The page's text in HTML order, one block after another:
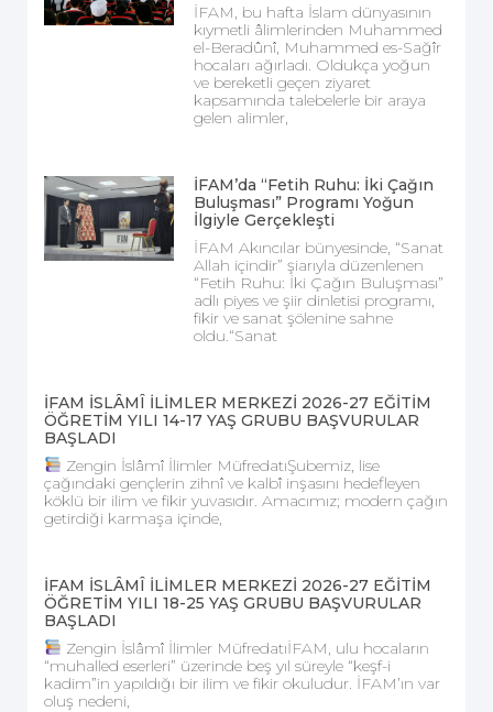
İFAM, bu hafta İslam dünyasının
kıymetli âlimlerinden Muhammed
el-Beradûnî, Muhammed es-Sağîr
hocaları ağırladı. Oldukça yoğun
ve bereketli geçen ziyaret
kapsamında talebelerle bir araya
gelen alimler,
İFAM’da “Fetih Ruhu: İki Çağın
Buluşması” Programı Yoğun
İlgiyle Gerçekleşti
İFAM Akıncılar bünyesinde, “Sanat
Allah içindir” şiarıyla düzenlenen
“Fetih Ruhu: İki Çağın Buluşması”
adlı piyes ve şiir dinletisi programı,
fikir ve sanat şölenine sahne
oldu.“Sanat
İFAM İSLÂMÎ İLİMLER MERKEZİ 2026-27 EĞİTİM
ÖĞRETİM YILI 14-17 YAŞ GRUBU BAŞVURULAR
BAŞLADI
Zengin İslâmî İlimler MüfredatıŞubemiz, lise
çağındaki gençlerin zihnî ve kalbî inşasını hedefleyen
köklü bir ilim ve fikir yuvasıdır. Amacımız; modern çağın
getirdiği karmaşa içinde,
İFAM İSLÂMÎ İLİMLER MERKEZİ 2026-27 EĞİTİM
ÖĞRETİM YILI 18-25 YAŞ GRUBU BAŞVURULAR
BAŞLADI
Zengin İslâmî İlimler MüfredatıİFAM, ulu hocaların
“muhalled eserleri” üzerinde beş yıl süreyle “keşf-i
kadim”in yapıldığı bir ilim ve fikir okuludur. İFAM’ın var
oluş nedeni,